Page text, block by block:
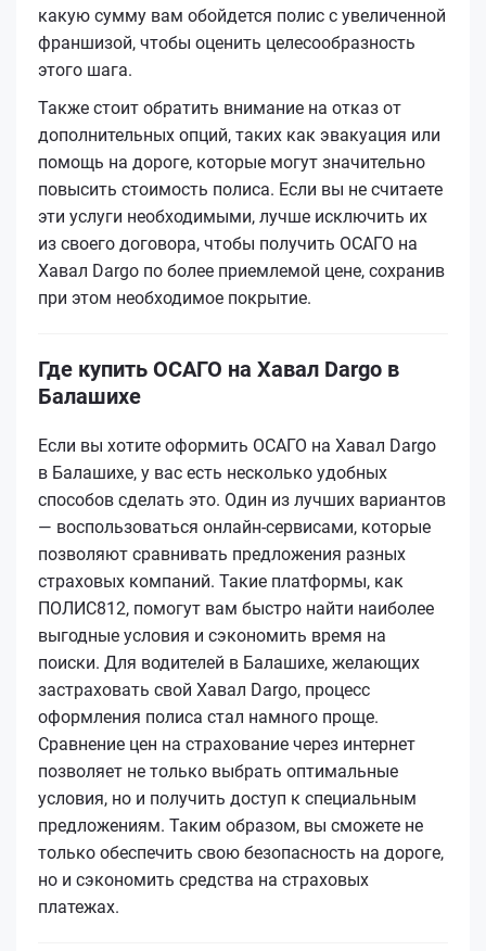
какую сумму вам обойдется полис с увеличенной
франшизой, чтобы оценить целесообразность
этого шага.
Также стоит обратить внимание на отказ от
дополнительных опций, таких как эвакуация или
помощь на дороге, которые могут значительно
повысить стоимость полиса. Если вы не считаете
эти услуги необходимыми, лучше исключить их
из своего договора, чтобы получить ОСАГО на
Хавал Dargo по более приемлемой цене, сохранив
при этом необходимое покрытие.
Где купить ОСАГО на Хавал Dargo в
Балашихе
Если вы хотите оформить ОСАГО на Хавал Dargo
в Балашихе, у вас есть несколько удобных
способов сделать это. Один из лучших вариантов
— воспользоваться онлайн-сервисами, которые
позволяют сравнивать предложения разных
страховых компаний. Такие платформы, как
ПОЛИС812, помогут вам быстро найти наиболее
выгодные условия и сэкономить время на
поиски. Для водителей в Балашихе, желающих
застраховать свой Хавал Dargo, процесс
оформления полиса стал намного проще.
Сравнение цен на страхование через интернет
позволяет не только выбрать оптимальные
условия, но и получить доступ к специальным
предложениям. Таким образом, вы сможете не
только обеспечить свою безопасность на дороге,
но и сэкономить средства на страховых
платежах.